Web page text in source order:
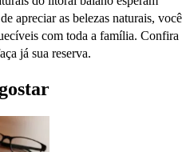
apreciar as belezas naturais, você
com toda a família. Confira
já sua reserva.